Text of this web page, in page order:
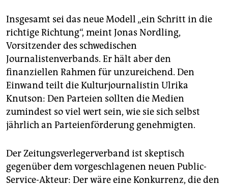
Insgesamt sei das neue Modell „ein Schritt in die
richtige Richtung“, meint Jonas Nordling,
Vorsitzender des schwedischen
Journalistenverbands. Er hält aber den
finanziellen Rahmen für unzureichend. Den
Einwand teilt die Kulturjournalistin Ulrika
Knutson: Den Parteien sollten die Medien
zumindest so viel wert sein, wie sie sich selbst
jährlich an Parteienförderung genehmigten.
Der Zeitungsverlegerverband ist skeptisch
gegenüber dem vorgeschlagenen neuen Public-
Service-Akteur: Der wäre eine Konkurrenz, die den